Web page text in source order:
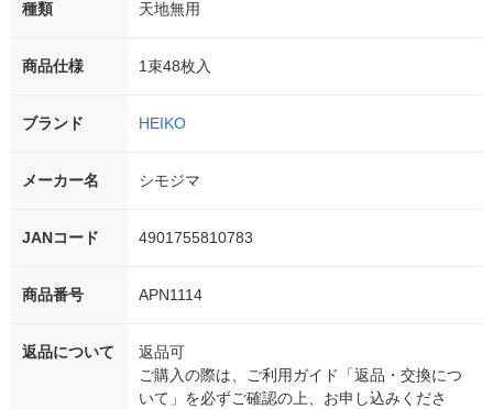
種類 天地無用
商品仕様 1束48枚入
ブランド HEIKO
メーカー名 シモジマ
JANコード 4901755810783
商品番号 APN1114
返品について
返品可
ご購入の際は、ご利用ガイド「返品・交換につ
いて」を必ずご確認の上、お申し込みくださ